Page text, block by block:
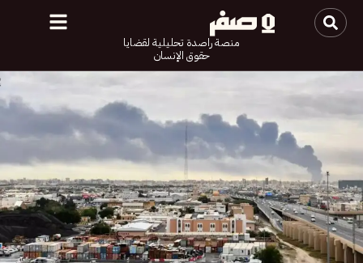
منصة راصدة تحليلية لقضايا
حقوق الإنسان